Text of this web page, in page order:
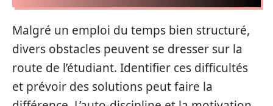
Malgré un emploi du temps bien structuré,
divers obstacles peuvent se dresser sur la
route de l’étudiant. Identifier ces difficultés
et prévoir des solutions peut faire la